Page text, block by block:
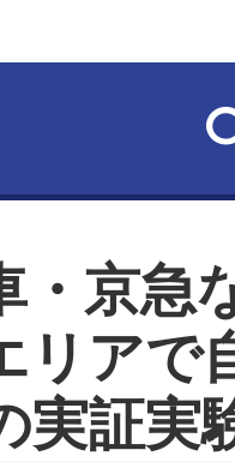
・京
リアで
実証実